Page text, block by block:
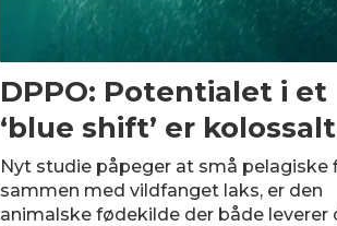
DPPO: Potentialet i et
‘blue shift’ er kolossalt
Nyt studie påpeger at små pelagiske
sammen med vildfanget laks, er den
animalske fødekilde der både leverer